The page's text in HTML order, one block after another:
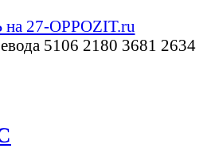
27-OPPOZIT.ru
5106 2180 3681 2634